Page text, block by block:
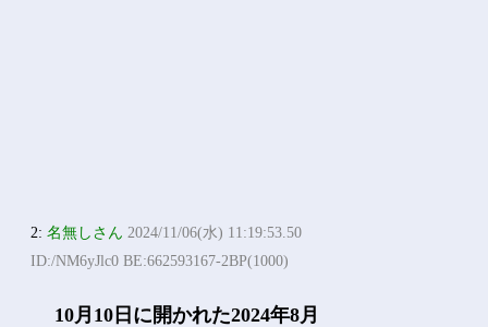
2:名無しさん 2024/11/06(水) 11:19:53.50
ID:/NM6yJlc0 BE:662593167-2BP(1000)
10月10日に開かれた2024年8月